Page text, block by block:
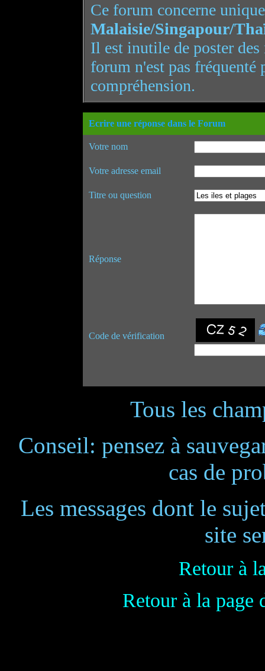
Ce forum concerne
Malaisie/Singapour/
Il est inutile de poster
forum n'est pas
compréhension.
Ecrire une réponse dans le Forum
Votre nom
Votre adresse email
Titre ou question
Réponse
Code de vérification
Tous les
Conseil: pensez à
cas de
Les messages dont le
site
Retour à
Retour à la page